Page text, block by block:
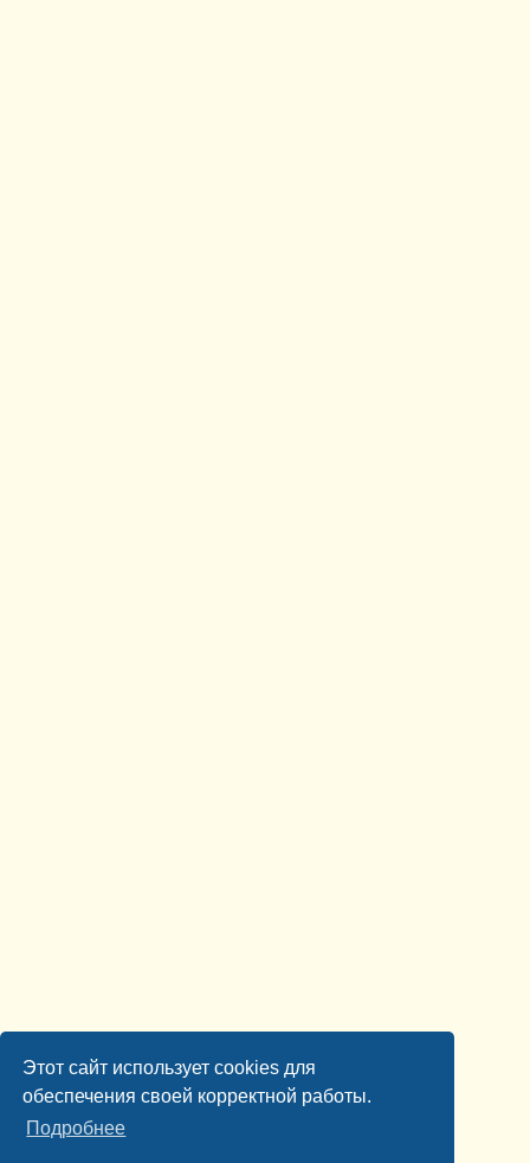
Этот сайт использует cookies для
обеспечения своей корректной работы.
Подробнее